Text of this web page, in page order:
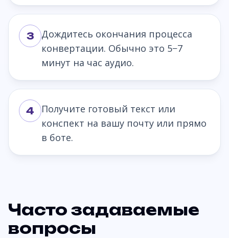
3
Дождитесь окончания процесса
конвертации. Обычно это 5−7
минут на час аудио.
4
Получите готовый текст или
конспект на вашу почту или прямо
в боте.
Часто задаваемые
вопросы